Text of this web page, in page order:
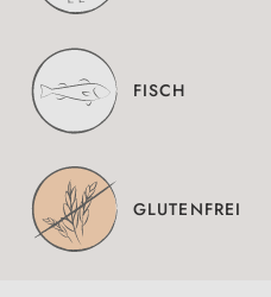
FISCH
GLUTENFREI